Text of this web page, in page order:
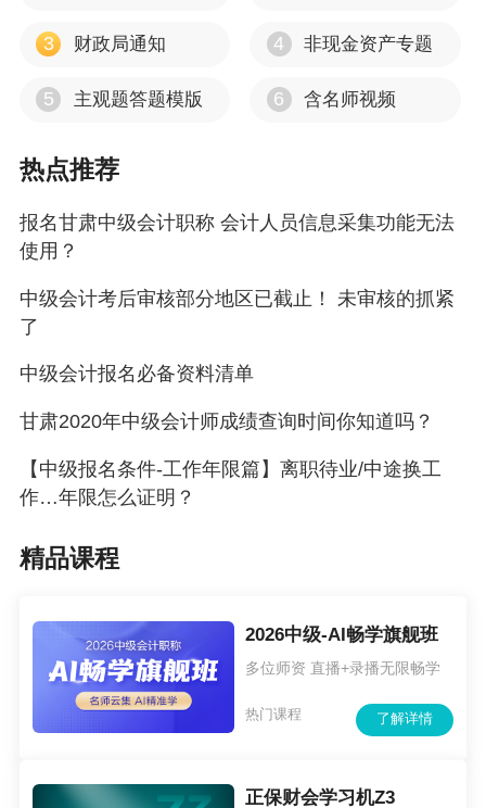
点。正保会计网校2020年中级会计职称新课正在
火热招生中，学员可结合自身特点选择适合自己
你拿。快速报课学习>>
3 财政局通知 4 非现金资产专题
5 主观题答题模版 6 含名师视频
热点推荐
报名甘肃中级会计职称 会计人员信息采集功能无法
使用？
中级会计考后审核部分地区已截止！ 未审核的抓紧
了
中级会计报名必备资料清单
甘肃2020年中级会计师成绩查询时间你知道吗？
【中级报名条件-工作年限篇】离职待业/中途换工
作…年限怎么证明？
精品课程
2026中级-AI畅学旗舰班
多位师资 直播+录播无限畅学
了解详情
热门课程
正保财会学习机Z3